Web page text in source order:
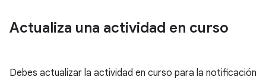
Actualiza una actividad en curso
Debes actualizar la actividad en curso para la notificación